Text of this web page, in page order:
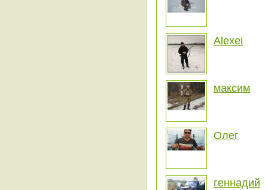
Alexei
максим
Олег
геннадий